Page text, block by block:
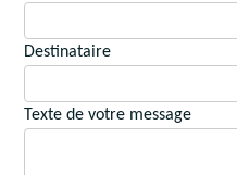
Destinataire
Texte de votre message